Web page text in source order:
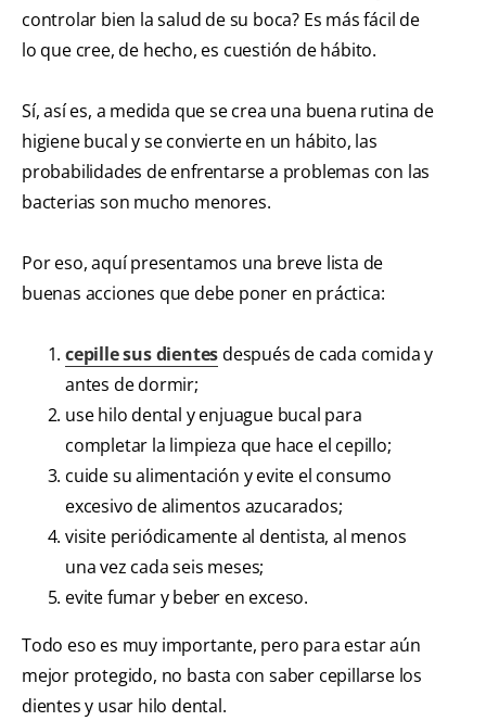
controlar bien la salud de su boca? Es más fácil de
lo que cree, de hecho, es cuestión de hábito.
Sí, así es, a medida que se crea una buena rutina de
higiene bucal y se convierte en un hábito, las
probabilidades de enfrentarse a problemas con las
bacterias son mucho menores.
Por eso, aquí presentamos una breve lista de
buenas acciones que debe poner en práctica:
cepille sus dientesdespués de cada comida y
antes de dormir;
use hilo dental y enjuague bucal para
completar la limpieza que hace el cepillo;
cuide su alimentación y evite el consumo
excesivo de alimentos azucarados;
visite periódicamente al dentista, al menos
una vez cada seis meses;
evite fumar y beber en exceso.
Todo eso es muy importante, pero para estar aún
mejor protegido, no basta con saber cepillarse los
dientes y usar hilo dental.